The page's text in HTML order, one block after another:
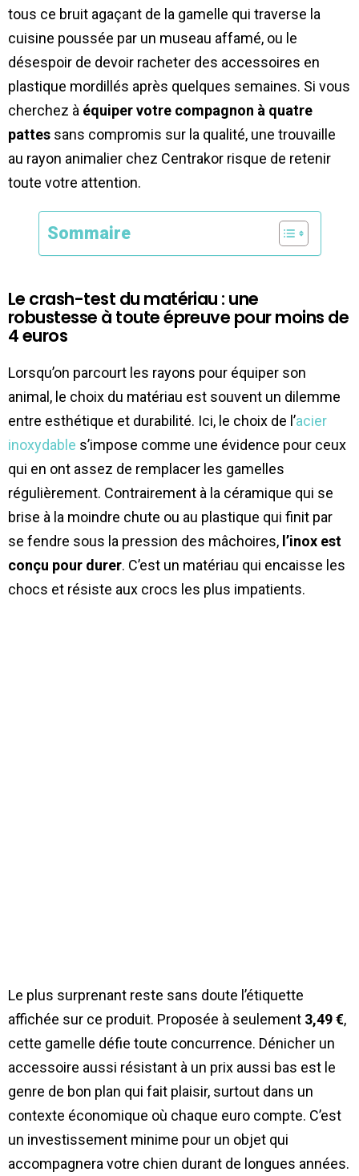
tous ce bruit agaçant de la gamelle qui traverse la
cuisine poussée par un museau affamé, ou le
désespoir de devoir racheter des accessoires en
plastique mordillés après quelques semaines. Si vous
cherchez à équiper votre compagnon à quatre
pattes sans compromis sur la qualité, une trouvaille
au rayon animalier chez Centrakor risque de retenir
toute votre attention.
Sommaire
Le crash-test du matériau : une
robustesse à toute épreuve pour moins de
4 euros
Lorsqu’on parcourt les rayons pour équiper son
animal, le choix du matériau est souvent un dilemme
entre esthétique et durabilité. Ici, le choix de l’acier
inoxydable s’impose comme une évidence pour ceux
qui en ont assez de remplacer les gamelles
régulièrement. Contrairement à la céramique qui se
brise à la moindre chute ou au plastique qui finit par
se fendre sous la pression des mâchoires, l’inox est
conçu pour durer. C’est un matériau qui encaisse les
chocs et résiste aux crocs les plus impatients.
Le plus surprenant reste sans doute l’étiquette
affichée sur ce produit. Proposée à seulement 3,49 €,
cette gamelle défie toute concurrence. Dénicher un
accessoire aussi résistant à un prix aussi bas est le
genre de bon plan qui fait plaisir, surtout dans un
contexte économique où chaque euro compte. C’est
un investissement minime pour un objet qui
accompagnera votre chien durant de longues années.